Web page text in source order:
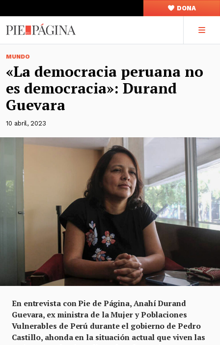
DONA
MUNDO
«La democracia peruana no
es democracia»: Durand
Guevara
10 abril, 2023
En entrevista con Pie de Página, Anahí Durand
Guevara, ex ministra de la Mujer y Poblaciones
Vulnerables de Perú durante el gobierno de Pedro
Castillo, ahonda en la situación actual que viven las